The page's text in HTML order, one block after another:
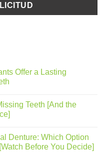
Offer a Lasting
Teeth [And the
Denture: Which Option
Before You Decide]